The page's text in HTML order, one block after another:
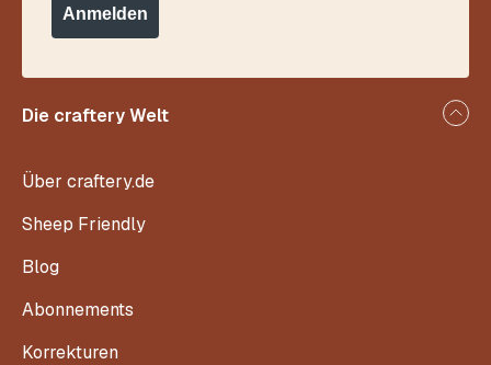
Die craftery Welt
Über craftery.de
Sheep Friendly
Blog
Abonnements
Korrekturen
Anmelden